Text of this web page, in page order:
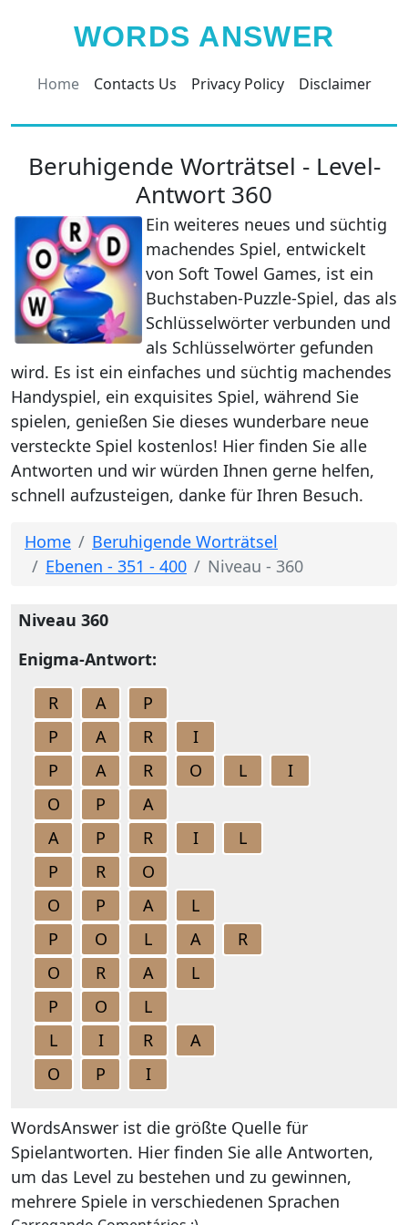
WORDS ANSWER
Home Contacts Us Privacy Policy Disclaimer
Beruhigende Worträtsel - Level-
Antwort 360
Ein weiteres neues und süchtig
machendes Spiel, entwickelt
von Soft Towel Games, ist ein
Buchstaben-Puzzle-Spiel, das als
Schlüsselwörter verbunden und
als Schlüsselwörter gefunden
wird. Es ist ein einfaches und süchtig machendes
Handyspiel, ein exquisites Spiel, während Sie
spielen, genießen Sie dieses wunderbare neue
versteckte Spiel kostenlos! Hier finden Sie alle
Antworten und wir würden Ihnen gerne helfen,
schnell aufzusteigen, danke für Ihren Besuch.
Home
Beruhigende Worträtsel
Ebenen - 351 - 400
Niveau - 360
Niveau 360
Enigma-Antwort:
R
A
P
P
A R
I
P
A R O L
I
O
P
A
A
P R I
L
P
R
O
O
P A
L
P
O L A
R
O
R A
L
P
O
L
L
I R
A
O
P I
WordsAnswer ist die größte Quelle für
Spielantworten. Hier finden Sie alle Antworten,
um das Level zu bestehen und zu gewinnen,
mehrere Spiele in verschiedenen Sprachen